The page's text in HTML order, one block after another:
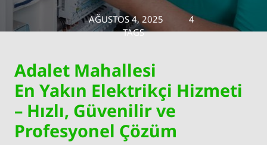
AĞUSTOS 4, 2025
4
TAGS
Adalet Mahallesi
En Yakın Elektrikçi Hizmeti
– Hızlı, Güvenilir ve
Profesyonel Çözüm